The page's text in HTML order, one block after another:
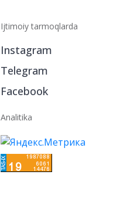
Ijtimoiy tarmoqlarda
Instagram
Telegram
Facebook
Analitika